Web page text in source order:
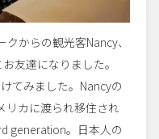
からの観光客Nancy、
友達になりました。
てみました。Nancyの
リカに渡られ移住され
generation。日本人の